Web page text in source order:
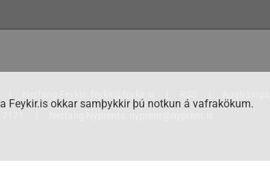
Feykir.is okkar samþykkir þú notkun á vafrakökum.